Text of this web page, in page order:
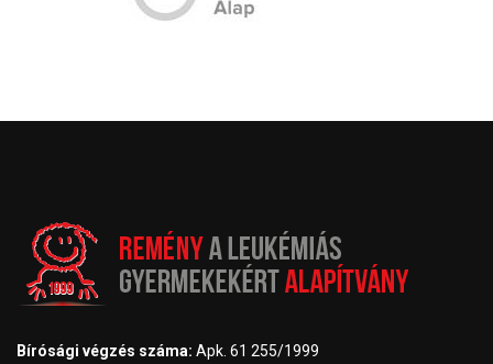
Bírósági végzés száma: Apk. 61 255/1999